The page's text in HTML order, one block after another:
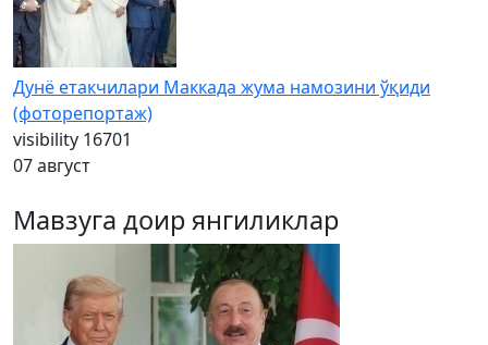
Дунё етакчилари Маккада жума намозини ўқиди
(фоторепортаж)
visibility 16701
07 август
Мавзуга доир янгиликлар